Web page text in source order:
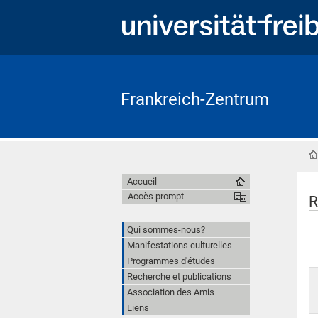
Frankreich-Zentrum
Accueil
Accès prompt
Qui sommes-nous?
Manifestations culturelles
Programmes d'études
Recherche et publications
Association des Amis
Liens